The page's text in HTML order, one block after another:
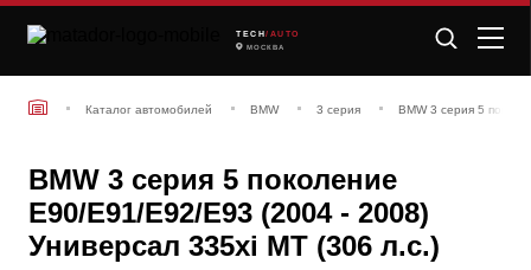
TECH /AUTO
МОСКВА
Каталог автомобилей BMW 3 серия BMW 3 серия 5
BMW 3 серия 5 поколение
E90/E91/E92/E93 (2004 - 2008)
Универсал 335xi MT (306 л.с.)